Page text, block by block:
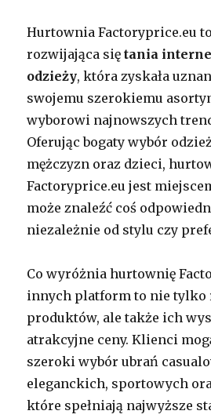
Hurtownia Factoryprice.eu
rozwijająca siętania
odzieży, która zyskała
swojemu szerokiemu
wyborowi najnowszych
Oferując bogaty wybór
mężczyzn oraz dzieci,
Factoryprice.eu jest
może znaleźć coś
niezależnie od stylu czy
Co wyróżnia hurtownię
innych platform to nie tylko
produktów, ale także ich
atrakcyjne ceny. Klienci
szeroki wybór ubrań
eleganckich, sportowych
które spełniają najwyższe